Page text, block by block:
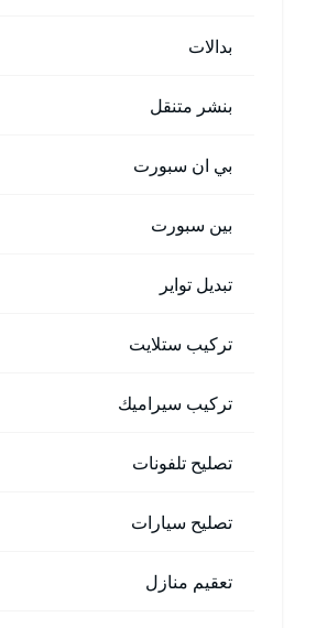
بدالات
بنشر متنقل
بي ان سبورت
بين سبورت
تبديل تواير
تركيب ستلايت
تركيب سيراميك
تصليح تلفونات
تصليح سيارات
تعقيم منازل